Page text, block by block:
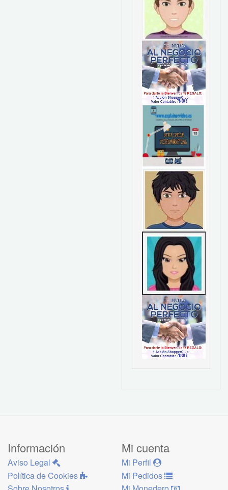
Información
Aviso Legal
Política de Cookies
Mi cuenta
Mi Perfil
Mi Pedidos